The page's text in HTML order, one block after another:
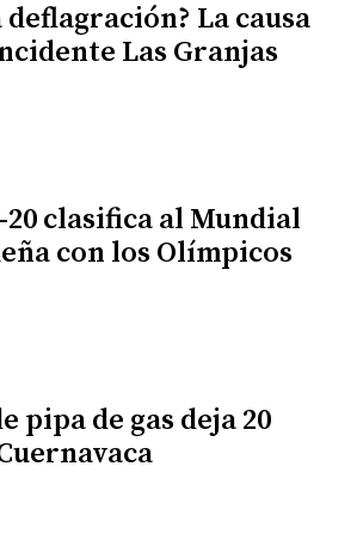
deflagración? La causa
Las Granjas
20 clasifica al Mundial
con los Olímpicos
pipa de gas deja 20